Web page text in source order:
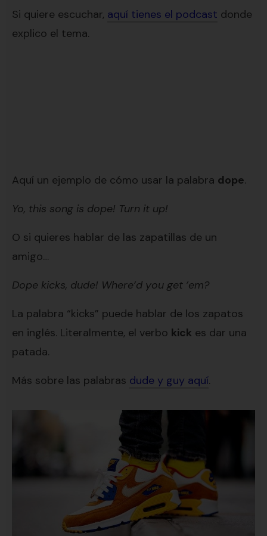
Si quiere escuchar, aquí tienes el podcast donde
explico el tema.
Aquí un ejemplo de cómo usar la palabra dope.
Yo, this song is dope! Turn it up!
O si quieres hablar de las zapatillas de un
amigo…
Dope kicks, dude! Where’d you get ’em?
La palabra “kicks” puede hablar de los zapatos
en inglés. Literalmente, el verbo kick es dar una
patada.
Más sobre las palabras dude y guy aquí.